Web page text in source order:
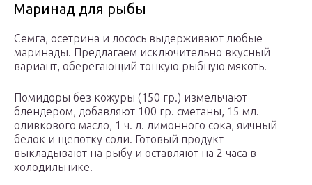
Маринад для рыбы
Семга, осетрина и лосось выдерживают любые
маринады. Предлагаем исключительно вкусный
вариант, оберегающий тонкую рыбную мякоть.
Помидоры без кожуры (150 гр.) измельчают
блендером, добавляют 100 гр. сметаны, 15 мл.
оливкового масло, 1 ч. л. лимонного сока, яичный
белок и щепотку соли. Готовый продукт
выкладывают на рыбу и оставляют на 2 часа в
холодильнике.